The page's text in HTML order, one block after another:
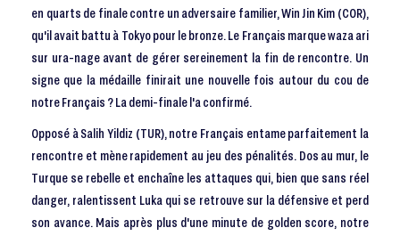
en quarts de finale contre un adversaire familier, Win Jin Kim (COR),
qu'il avait battu à Tokyo pour le bronze. Le Français marque waza ari
sur ura-nage avant de gérer sereinement la fin de rencontre. Un
signe que la médaille finirait une nouvelle fois autour du cou de
notre Français ? La demi-finale l'a confirmé.
Opposé à Salih Yildiz (TUR), notre Français entame parfaitement la
rencontre et mène rapidement au jeu des pénalités. Dos au mur, le
Turque se rebelle et enchaîne les attaques qui, bien que sans réel
danger, ralentissent Luka qui se retrouve sur la défensive et perd
son avance. Mais après plus d'une minute de golden score, notre